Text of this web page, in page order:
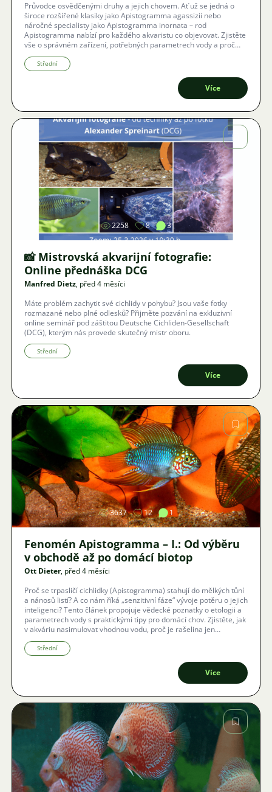
Průvodce osvědčenými druhy a jejich chovem. Ať už se jedná o
široce rozšířené klasiky jako Apistogramma agassizii nebo
náročné specialisty jako Apistogramma inornata – rod
Apistogramma nabízí pro každého akvaristu co objevovat. Zjistěte
vše o správném zařízení, potřebných parametrech vody a proč
právě nenápadné druhy někdy vyprávějí nejzajímavější příběhy.
Střední
Více
Obrázek
2258 8 3
📸 Mistrovská akvarijní fotografie:
Online přednáška DCG
Manfred Dietz, před 4 měsíci
Máte problém zachytit své cichlidy v pohybu? Jsou vaše fotky
rozmazané nebo plné odlesků? Přijměte pozvání na exkluzivní
online seminář pod záštitou Deutsche Cichliden-Gesellschaft
(DCG), kterým nás provede skutečný mistr oboru.
Střední
Více
Obrázek
3637 12 1
Fenomén Apistogramma – I.: Od výběru
v obchodě až po domácí biotop
Ott Dieter, před 4 měsíci
Proč se trpasličí cichlidky (Apistogramma) stahují do mělkých tůní
a nánosů listí? A co nám říká „senzitivní fáze“ vývoje potěru o jejich
inteligenci? Tento článek propojuje vědecké poznatky o etologii a
parametrech vody s praktickými tipy pro domácí chov. Zjistěte, jak
v akváriu nasimulovat vhodnou vodu, proč je rašelina jen
dočasným spojencem a jak vytvořit prostředí, ve kterém se i tyto
plaché rybky budou cítit jako v rodné Jižní Americe.
Střední
Více
Obrázek